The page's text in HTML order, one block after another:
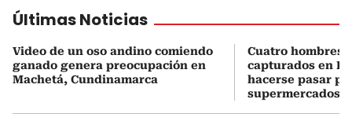
Últimas Noticias
Video de un oso andino comiendo
ganado genera preocupación en
Machetá, Cundinamarca
Cuatro hombres
capturados en
hacerse pasar
supermercados